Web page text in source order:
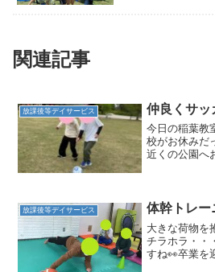
関連記事
放課後等デイサービス 仲良くサッ
今日の稲葉教
校がお休みだ
近くの公園へ
るお友達も少
放課後等デイサービス 体幹トレー
大きな荷物を
チラホラ・・
すね👀卒業を